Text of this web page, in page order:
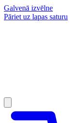
Galvenā izvēlne
Pāriet uz lapas saturu